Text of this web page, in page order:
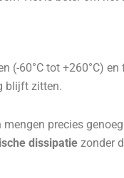
(-60°C tot +260°C)
blijft zitten.
precies
dissipatie zonder